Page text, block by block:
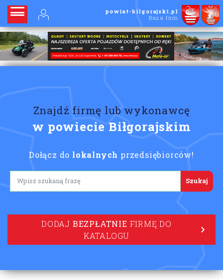
powiat-bilgorajski.pl
Baza firm
Znajdź firmę lub wykonawcę
w powiecie Biłgorajskim
Dołącz do lokalnych przedsiębiorców!
Lorem ipsum
DODAJ BEZPŁATNIE FIRMĘ DO
KATALOGU